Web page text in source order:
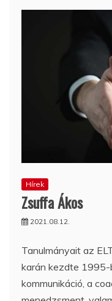
Hírek
Zsuffa Ákos
2021.08.12.
Tanulmányait az
karán kezdte 1995-
kommunikáció, a